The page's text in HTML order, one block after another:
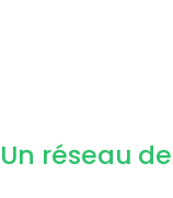
Un réseau